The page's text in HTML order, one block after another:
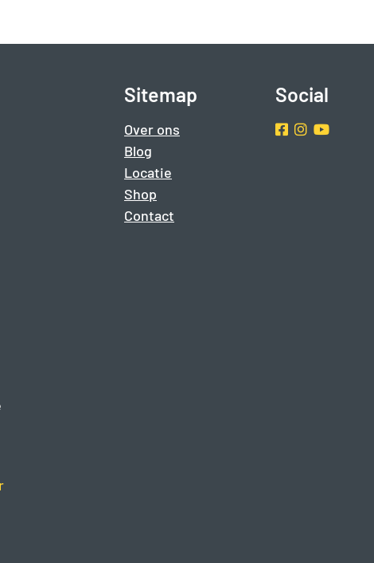
Sitemap
Over ons
Blog
Locatie
Shop
Contact
Social
Facebook
Instragram
Youtube